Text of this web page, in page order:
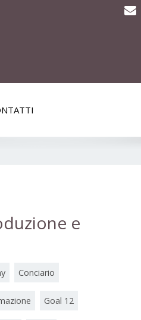
e
Conciario
Goal 12